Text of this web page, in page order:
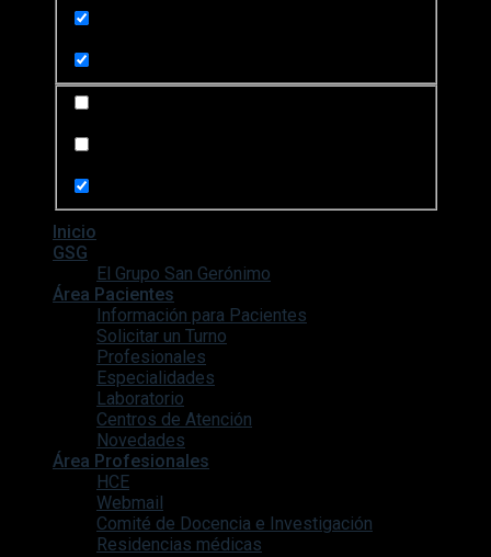
Inicio
GSG
El Grupo San Gerónimo
Área Pacientes
Información para Pacientes
Solicitar un Turno
Profesionales
Especialidades
Laboratorio
Centros de Atención
Novedades
Área Profesionales
HCE
Webmail
Comité de Docencia e Investigación
Residencias médicas